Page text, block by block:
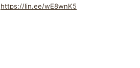
https://lin.ee/wE8wnK5